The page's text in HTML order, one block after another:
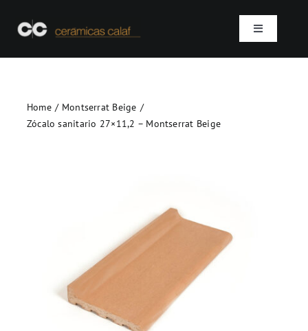
Toggle
Quienes somos
Home
Montserrat Beige
Zócalo sanitario 27×11,2 – Montserrat Beige